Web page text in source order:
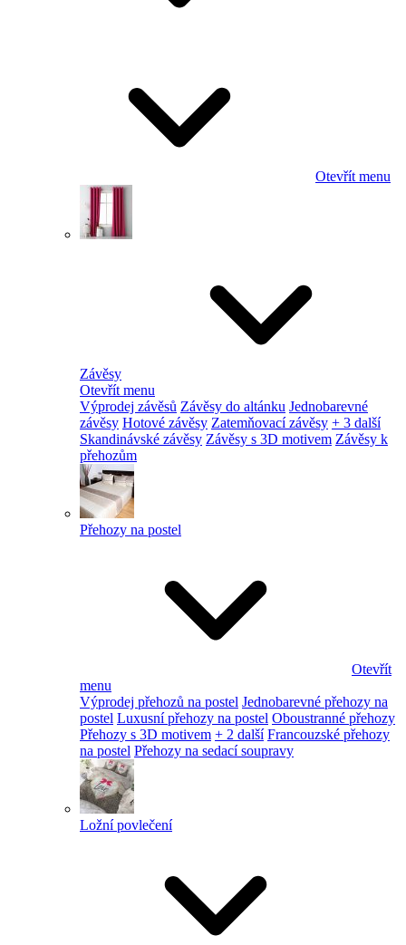
Otevřít menu
Závěsy
Otevřít menu
Výprodej závěsů Závěsy do altánku Jednobarevné
závěsy Hotové závěsy Zatemňovací závěsy + 3 další
Skandinávské závěsy Závěsy s 3D motivem Závěsy k
přehozům
Přehozy na postel
Otevřít
menu
Výprodej přehozů na postel Jednobarevné přehozy na
postel Luxusní přehozy na postel Oboustranné přehozy
Přehozy s 3D motivem + 2 další Francouzské přehozy
na postel Přehozy na sedací soupravy
Ložní povlečení